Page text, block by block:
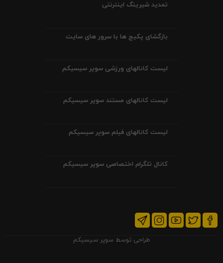
تمدید شیرینگ اینترنتی
بازگشای پکیج ها با سرور های سایت
لیست کانالهای ورزشی سوپر سیسیکم
لیست کانالهای مستند سوپر سیسیکم
لیست کانالهای فیلم سوپر سیسیکم
کانال تلگرام اختصاصی سوپر سیسیکم
طراحی توسط سوپر سیسیکم